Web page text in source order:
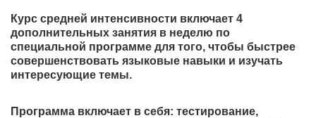
Курс средней интенсивности включает 4
дополнительных занятия в неделю по
специальной программе для того, чтобы быстрее
совершенствовать языковые навыки и изучать
интересующие темы.
Программа включает в себя: тестирование,